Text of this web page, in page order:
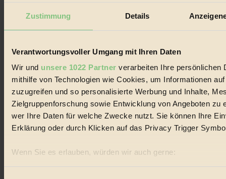
Zustimmung Details
Verantwortungsvoller Umgang mit Ihren Daten
Wir und unsere 1022 Partner verarbeiten Ihre persönlichen
mithilfe von Technologien wie Cookies, um Informationen
zuzugreifen und so personalisierte Werbung und Inhalte,
Zielgruppenforschung sowie Entwicklung von Angeboten zu
wer Ihre Daten für welche Zwecke nutzt. Sie können Ihre
Erklärung oder durch Klicken auf das Privacy Trigger
Wenn Sie es erlauben, würden wir auch gerne:
Informationen über Ihre geografische Lage erfassen,
#
Recycling
Eco Fashion
Illustration